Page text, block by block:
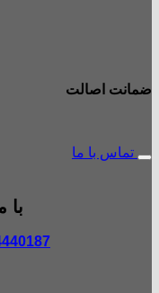
ضمانت اصالت
تماس با ما
با